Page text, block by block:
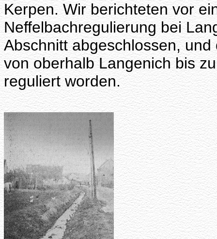
Kerpen. Wir berichteten vor
Neffelbachregulierung bei
Abschnitt abgeschlossen,
von oberhalb Langenich bis
reguliert worden.